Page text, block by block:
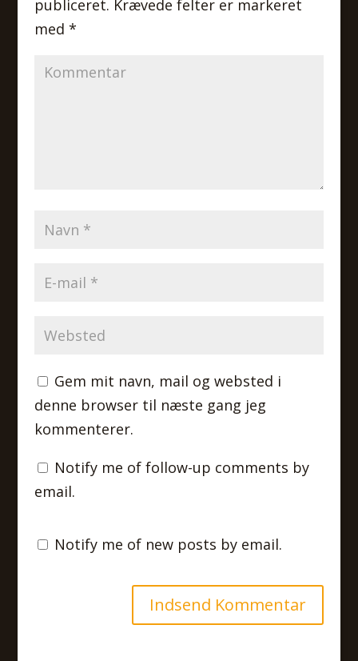
publiceret. Krævede felter er markeret
med *
Gem mit navn, mail og websted i
denne browser til næste gang jeg
kommenterer.
Notify me of follow-up comments by
email.
Notify me of new posts by email.